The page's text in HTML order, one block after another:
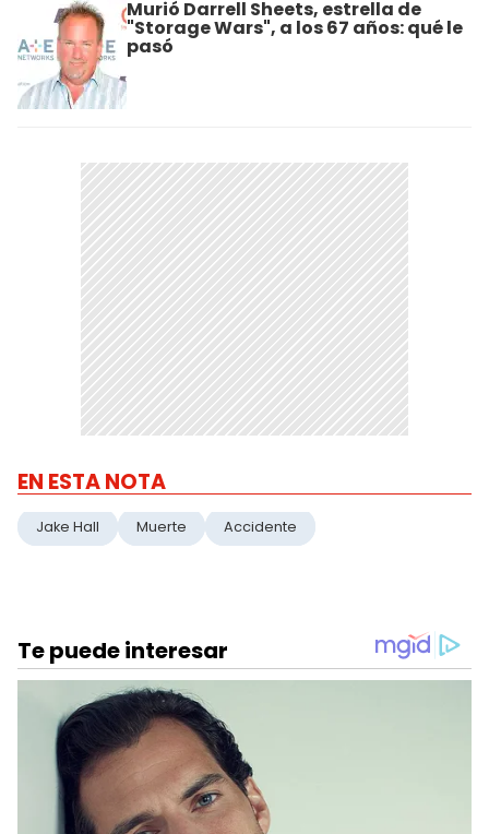
Murió Darrell Sheets, estrella de
"Storage Wars", a los 67 años: qué le
pasó
EN ESTA NOTA
Jake Hall Muerte Accidente